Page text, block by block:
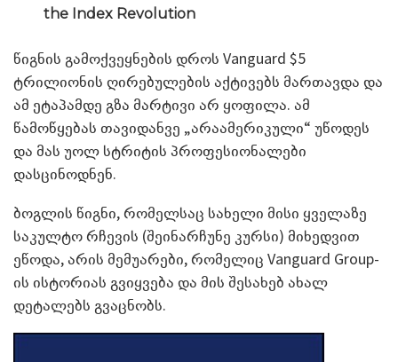
the Index Revolution
წიგნის გამოქვეყნების დროს Vanguard $5
ტრილიონის ღირებულების აქტივებს მართავდა და
ამ ეტაპამდე გზა მარტივი არ ყოფილა. ამ
წამოწყებას თავიდანვე „არაამერიკული“ უწოდეს
და მას უოლ სტრიტის პროფესიონალები
დასცინოდნენ.
ბოგლის წიგნი, რომელსაც სახელი მისი ყველაზე
საკულტო რჩევის (შეინარჩუნე კურსი) მიხედვით
ეწოდა, არის მემუარები, რომელიც Vanguard Group-
ის ისტორიას გვიყვება და მის შესახებ ახალ
დეტალებს გვაცნობს.